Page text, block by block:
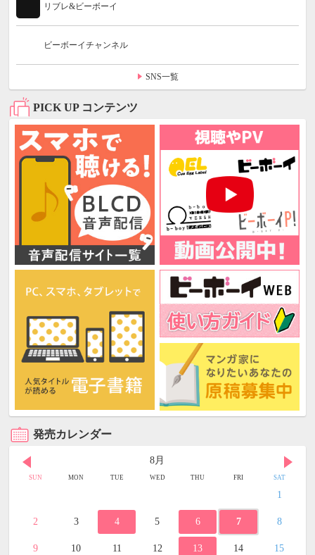
リブレ&ビーボーイ
ビーボーイチャンネル
SNS一覧
PICK UP コンテンツ
発売カレンダー
8月
SUN MON TUE WED THU FRI SAT
1
2 3 4 5 6 7 8
9 10 11 12 13 14 15